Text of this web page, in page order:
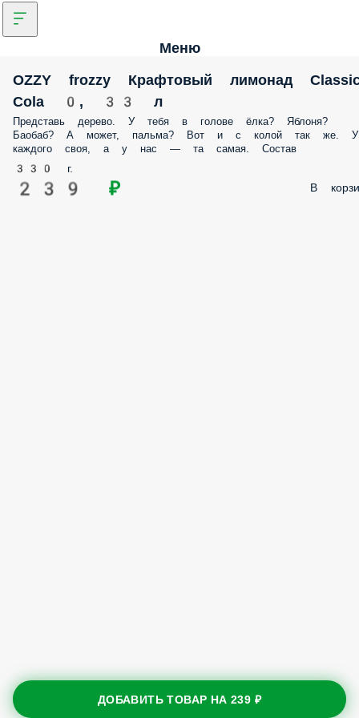
Меню
OZZY frozzy Крафтовый лимонад
Cola 0, 33 л
Представь дерево. У тебя в голове ёлка? Яблоня?
Баобаб? А может, пальма? Вот и с колой так же. У
каждого своя, а у нас — та самая. Состав
330 г.
239 ₽ В
ДОБАВИТЬ ТОВАР НА239 ₽